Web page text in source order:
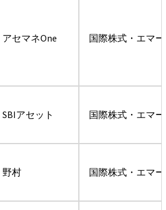
アセマネOne 国際株式・エマ
SBIアセット 国際株式・エマ
野村 国際株式・エマ